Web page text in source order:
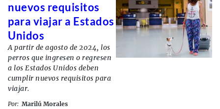
nuevos requisitos
para viajar a Estados
Unidos
A partir de agosto de 2024, los
perros que ingresen o regresen
a los Estados Unidos deben
cumplir nuevos requisitos para
viajar.
Por: Marilú Morales